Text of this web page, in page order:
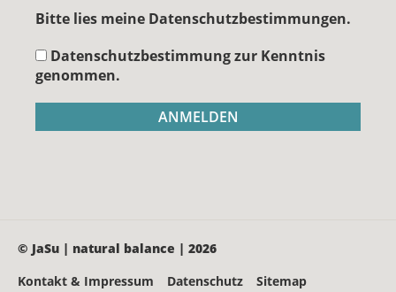
Bitte lies meine Datenschutzbestimmungen.
Datenschutzbestimmung zur Kenntnis
genommen.
© JaSu | natural balance | 2026
Kontakt & Impressum Datenschutz Sitemap